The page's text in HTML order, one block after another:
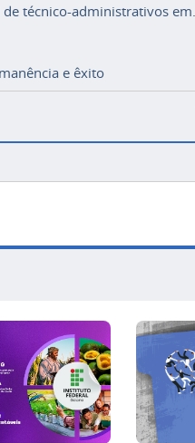
técnico-administrativos em...
e êxito